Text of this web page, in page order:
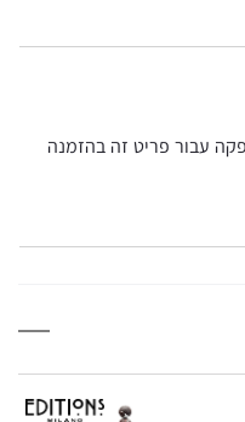
עבור פריט זה בהזמנה